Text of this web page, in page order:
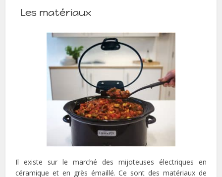
Les matériaux
Il existe sur le marché des mijoteuses électriques en
céramique et en grès émaillé. Ce sont des matériaux de